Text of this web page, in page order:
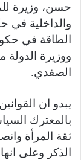
ووزيرة الدولة
الصفدي.
يبدو ان
بالمعترك
ثقة المرأة
الذكر وعلى